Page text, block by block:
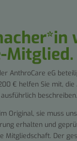
Mitglied.
AnthroCare eG
€ helfen Sie mit,
beschreiben.
Original, sie muss
erhalten und
Mitgliedschaft. Der